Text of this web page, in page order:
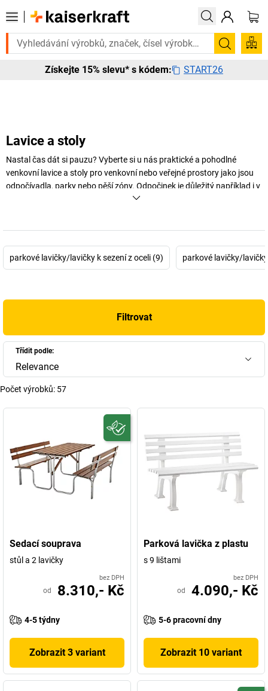
Vybrané bestsellery doručíme do 72 hodin. Prohlédněte si zde naši
Hledání
Získejte 15% slevu* s kódem: START26
Lavice a stoly
Nastal čas dát si pauzu? Vyberte si u nás praktické a pohodlné
venkovní lavice a stoly pro venkovní nebo veřejné prostory jako jsou
odpočívadla, parky nebo pěší zóny. Odpočinek je důležitý například i v
zoologické zahradě nebo zábavním parku, kde si návštěvníci rádi
parkové lavičky/lavičky k sezení z oceli (9) parkové lavičky/
Filtrovat
Třídit podle:
Relevance
Počet výrobků: 57
Sedací souprava
stůl a 2 lavičky
bez DPH
od 8.310,- Kč
4-5 týdny
Zobrazit 3 variant
Parková lavička z plastu
s 9 lištami
bez DPH
od 4.090,- Kč
5-6 pracovní dny
Zobrazit 10 variant